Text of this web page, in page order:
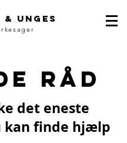
& unges
råd
det eneste
kan finde hjælp